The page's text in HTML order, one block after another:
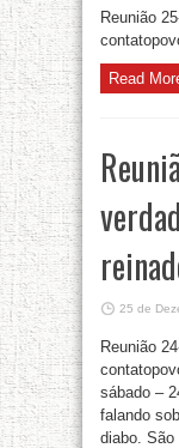
Reunião
Read
25 de
Reunião
sábado –
falando
diabo.